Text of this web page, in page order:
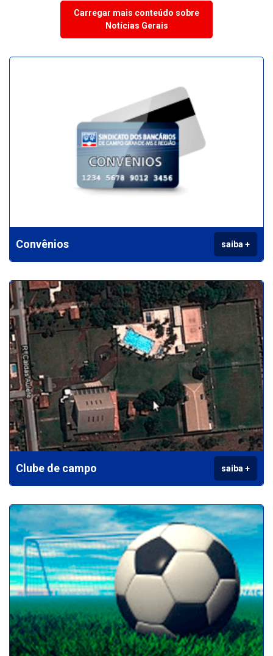
Carregar mais conteúdo sobre
Notícias Gerais
Convênios saiba +
Clube de campo saiba +